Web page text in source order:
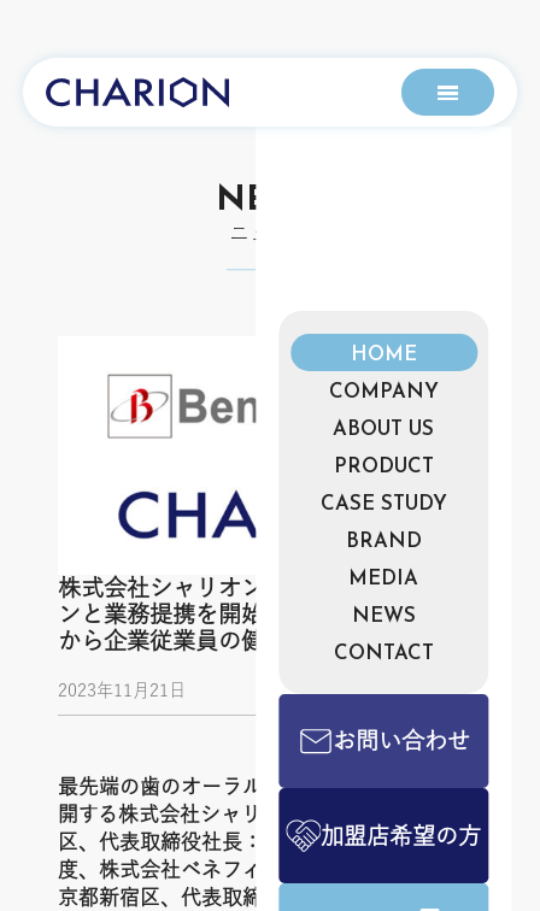
HOME
COMPANY
ABOUT US
PRODUCT
CASE STUDY
BRAND
MEDIA
NEWS
CONTACT
お問い合わせ
加盟店希望の方
NEWS
ニュース
株式会社シャリオン ベネフィット・ワ
ンと業務提携を開始 ～歯のオーラルケア
から企業従業員の健康増進をサポート～
2023年11月21日
最先端の歯のオーラルケア製品サービスを展
開する株式会社シャリオン（本社：東京都港
区、代表取締役社長：角田哲平）は、この
度、株式会社ベネフィット・ワン（本社：東
京都新宿区、代表取締役社長：白石 徳生）と